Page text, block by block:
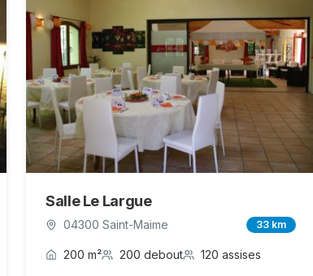
Salle Le Largue
04300 Saint-Maime 33 km
200 m² 200 debout 120 assises